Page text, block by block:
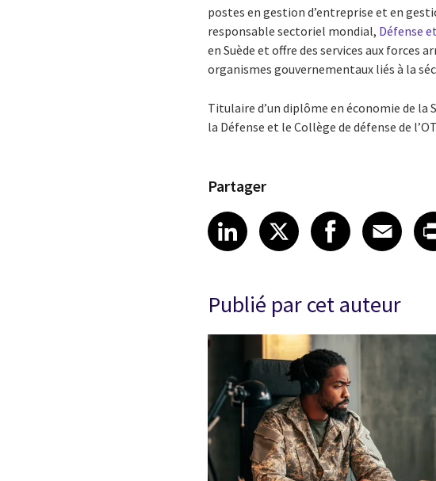
postes en gestion d’entreprise et en
responsable sectoriel mondial, Défense
en Suède et offre des services aux forces
organismes gouvernementaux liés à la
Titulaire d’un diplôme en économie de la
la Défense et le Collège de défense de
Partager
Share article on
LinkedIn
Share article on
XShareShare
Publié par cet auteur